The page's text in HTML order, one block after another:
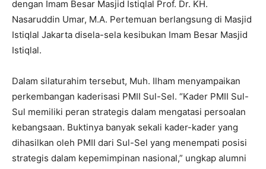
dengan Imam Besar Masjid Istiqlal Prof. Dr. KH.
Nasaruddin Umar, M.A. Pertemuan berlangsung di Masjid
Istiqlal Jakarta disela-sela kesibukan Imam Besar Masjid
Istiqlal.
Dalam silaturahim tersebut, Muh. Ilham menyampaikan
perkembangan kaderisasi PMII Sul-Sel. “Kader PMII Sul-
Sul memiliki peran strategis dalam mengatasi persoalan
kebangsaan. Buktinya banyak sekali kader-kader yang
dihasilkan oleh PMII dari Sul-Sel yang menempati posisi
strategis dalam kepemimpinan nasional,” ungkap alumni